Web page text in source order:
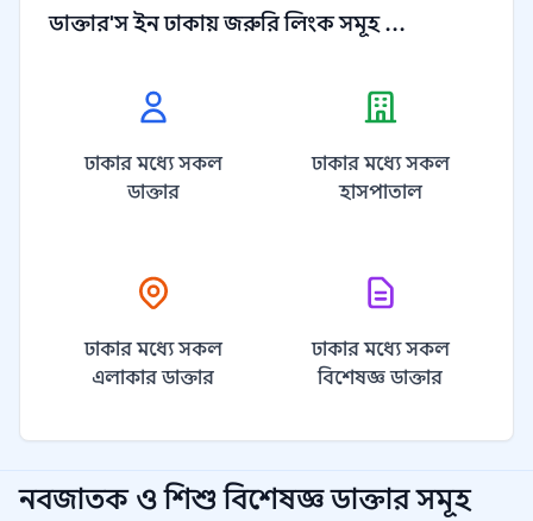
ডাক্তার'স ইন ঢাকায় জরুরি লিংক সমূহ ...
ঢাকার মধ্যে সকল
ডাক্তার
ঢাকার মধ্যে সকল
হাসপাতাল
ঢাকার মধ্যে সকল
এলাকার ডাক্তার
ঢাকার মধ্যে সকল
বিশেষজ্ঞ ডাক্তার
নবজাতক ও শিশু বিশেষজ্ঞ ডাক্তার সমূহ